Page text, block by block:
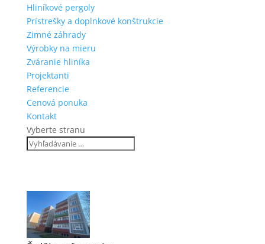
Hliníkové pergoly
Prístrešky a doplnkové konštrukcie
Zimné záhrady
Výrobky na mieru
Zváranie hliníka
Projektanti
Referencie
Cenová ponuka
Kontakt
Vyberte stranu